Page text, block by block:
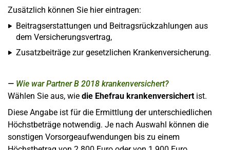
Zusätzlich können Sie hier eintragen:
Beitragserstattungen und Beitragsrückzahlungen aus
dem Versicherungsvertrag,
Zusatzbeiträge zur gesetzlichen Krankenversicherung.
Wie war Partner B 2018 krankenversichert?
Wählen Sie aus, wie die Ehefrau krankenversichertist.
Diese Angabe ist für die Ermittlung der unterschiedlichen
Höchstbeträge notwendig. Je nach Auswahl können die
sonstigen Vorsorgeaufwendungen bis zu einem